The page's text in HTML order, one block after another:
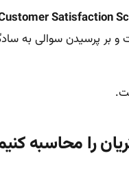
بر پرسیدن سوالی به
را محاسبه